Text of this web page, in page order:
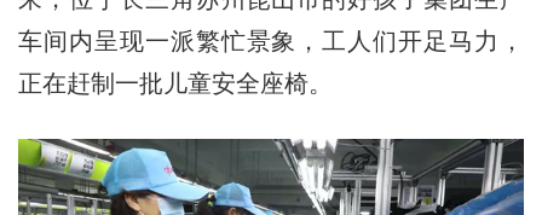
车间内呈现一派繁忙景象，工人们开足马力，
正在赶制一批儿童安全座椅。